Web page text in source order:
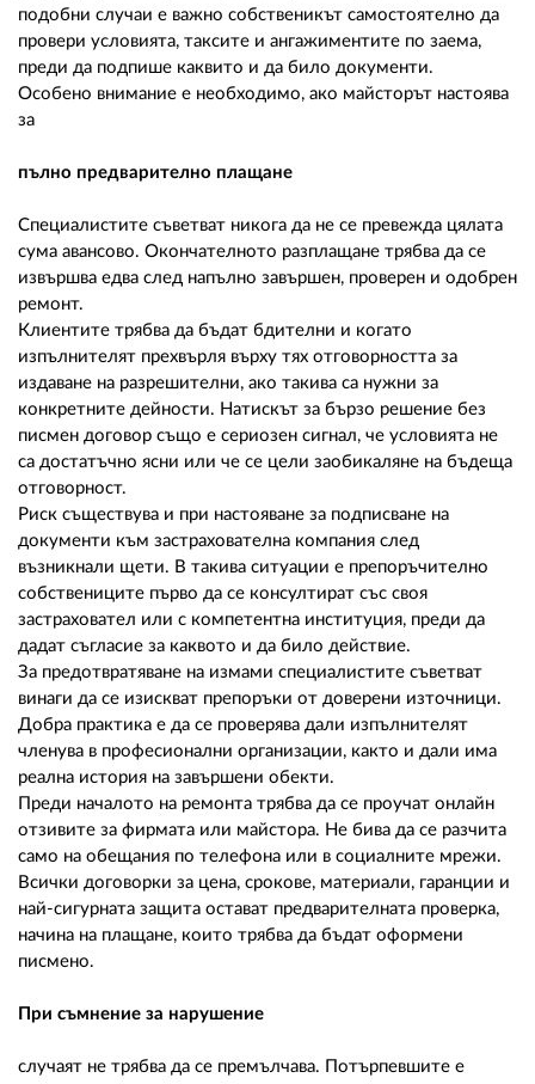
подобни случаи е важно собственикът самостоятелно да
провери условията, таксите и ангажиментите по заема,
преди да подпише каквито и да било документи.
Особено внимание е необходимо, ако майсторът настоява
за
пълно предварително плащане
Специалистите съветват никога да не се превежда цялата
сума авансово. Окончателното разплащане трябва да се
извършва едва след напълно завършен, проверен и одобрен
ремонт.
Клиентите трябва да бъдат бдителни и когато
изпълнителят прехвърля върху тях отговорността за
издаване на разрешителни, ако такива са нужни за
конкретните дейности. Натискът за бързо решение без
писмен договор също е сериозен сигнал, че условията не
са достатъчно ясни или че се цели заобикаляне на бъдеща
отговорност.
Риск съществува и при настояване за подписване на
документи към застрахователна компания след
възникнали щети. В такива ситуации е препоръчително
собствениците първо да се консултират със своя
застраховател или с компетентна институция, преди да
дадат съгласие за каквото и да било действие.
За предотвратяване на измами специалистите съветват
винаги да се изискват препоръки от доверени източници.
Добра практика е да се проверява дали изпълнителят
членува в професионални организации, както и дали има
реална история на завършени обекти.
Преди началото на ремонта трябва да се проучат онлайн
отзивите за фирмата или майстора. Не бива да се разчита
само на обещания по телефона или в социалните мрежи.
Всички договорки за цена, срокове, материали, гаранции и
най-сигурната защита остават предварителната проверка,
начина на плащане, които трябва да бъдат оформени
писмено.
При съмнение за нарушение
случаят не трябва да се премълчава. Потърпевшите е